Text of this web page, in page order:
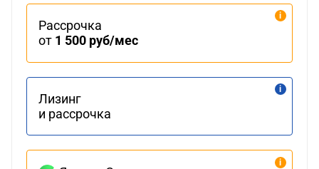
Рассрочка
от 1 500 руб/мес
Лизинг
и рассрочка